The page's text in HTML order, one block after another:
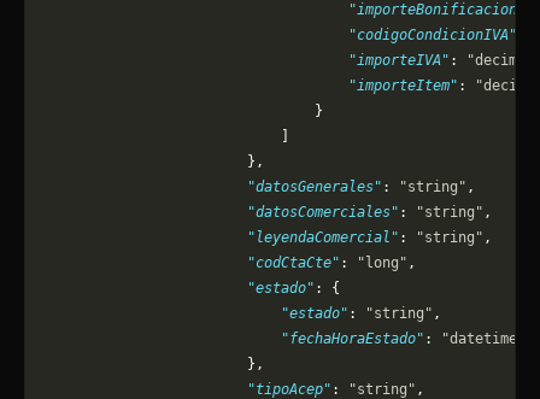
                                    "importeBonificacion"
                                    "codigoCondicionIVA"
                                    "importeIVA"
:
                                    "importeItem"
:
                                }
                        },
                        "datosGenerales"
: "string" ,
                        "datosComerciales"
: "string" ,
                        "leyendaComercial"
: "string" ,
                        "codCtaCte"
: "long" ,
                        "estado"
: {
                            "estado"
: "string" ,
                            "fechaHoraEstado"
:
"datetime"
                        },
                        "tipoAcep"
: "string" ,